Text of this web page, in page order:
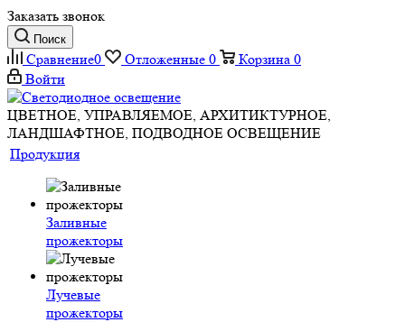
Заказать звонок
Поиск
Сравнение0 Отложенные 0 Корзина 0
Войти
ЦВЕТНОЕ, УПРАВЛЯЕМОЕ, АРХИТИКТУРНОЕ,
ЛАНДШАФТНОЕ, ПОДВОДНОЕ ОСВЕЩЕНИЕ
Продукция
Заливные
прожекторы
Лучевые
прожекторы